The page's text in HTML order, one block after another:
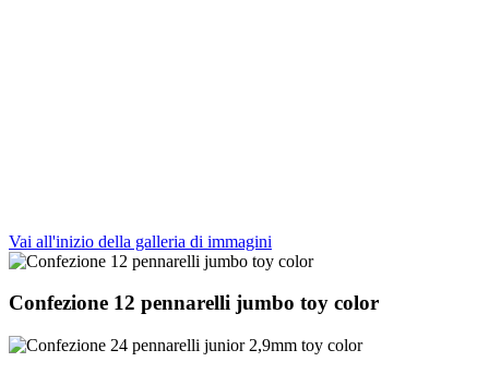
Vai all'inizio della galleria di immagini
Confezione 12 pennarelli jumbo toy color